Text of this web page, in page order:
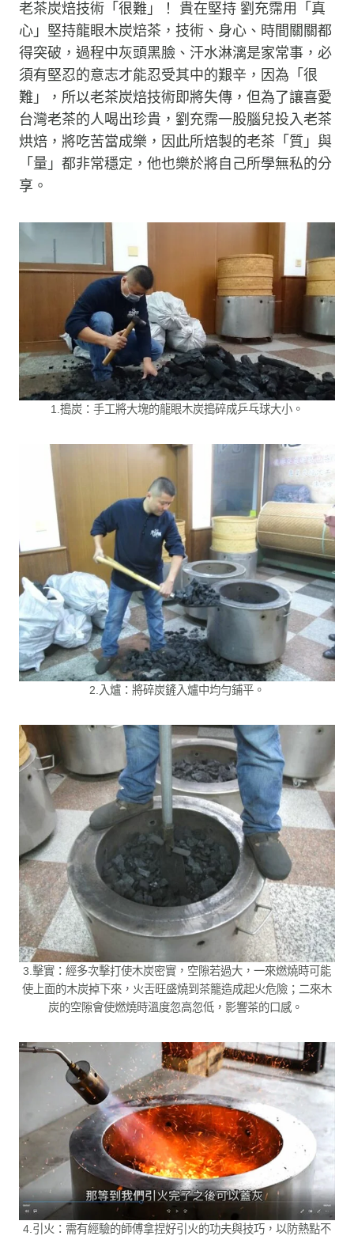
老茶炭焙技術「很難」！ 貴在堅持 劉充霈用「真
心」堅持龍眼木炭焙茶，技術、身心、時間關關都
得突破，過程中灰頭黑臉、汗水淋漓是家常事，必
須有堅忍的意志才能忍受其中的艱辛，因為「很
難」，所以老茶炭焙技術即將失傳，但為了讓喜愛
台灣老茶的人喝出珍貴，劉充霈一股腦兒投入老茶
烘焙，將吃苦當成樂，因此所焙製的老茶「質」與
「量」都非常穩定，他也樂於將自己所學無私的分
享。
1.搗炭：手工將大塊的龍眼木炭搗碎成乒乓球大小。
2.入爐：將碎炭鏟入爐中均勻鋪平。
3.擊實：經多次擊打使木炭密實，空隙若過大，一來燃燒時可能
使上面的木炭掉下來，火舌旺盛燒到茶籠造成起火危險；二來木
炭的空隙會使燃燒時溫度忽高忽低，影響茶的口感。
4.引火：需有經驗的師傅拿捏好引火的功夫與技巧，以防熱點不